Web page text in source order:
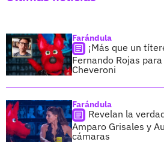
Farándula
¡Más que un
Fernando Rojas
Cheveroni
Farándula
Revelan la
Amparo Grisales y
cámaras